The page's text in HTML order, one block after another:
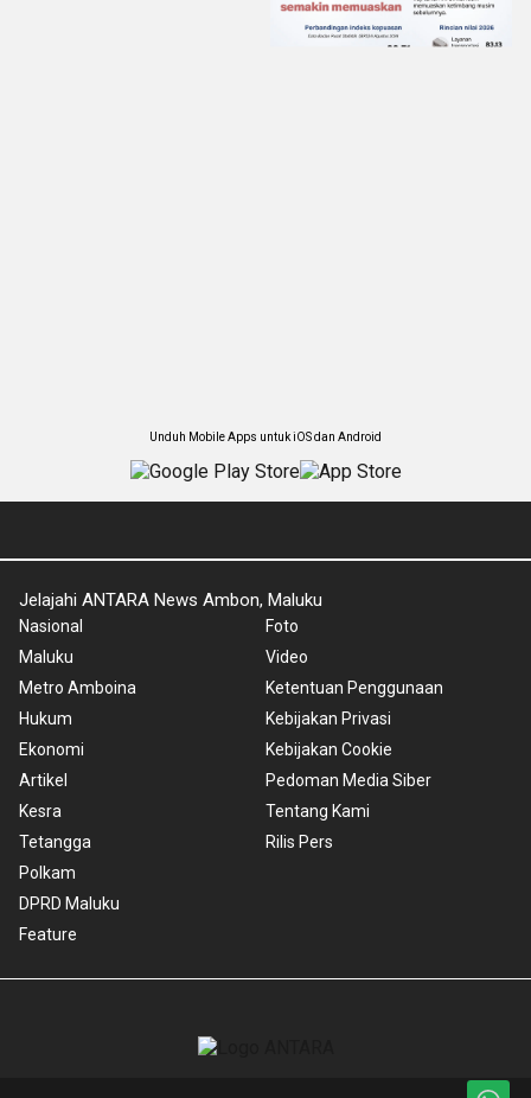
Unduh Mobile Apps untuk iOS dan Android
Jelajahi ANTARA News Ambon, Maluku
Nasional
Maluku
Metro Amboina
Hukum
Ekonomi
Artikel
Kesra
Tetangga
Polkam
DPRD Maluku
Feature
Foto
Video
Ketentuan Penggunaan
Kebijakan Privasi
Kebijakan Cookie
Pedoman Media Siber
Tentang Kami
Rilis Pers